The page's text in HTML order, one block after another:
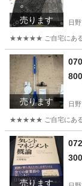
売ります 日
★★★★★ ご自宅にある不
東京 日野市
売ります 日
★★★★★ ご自宅にある不
東京 日野市
売ります